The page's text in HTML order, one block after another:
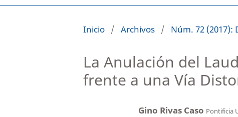
Inicio / Archivos / Núm. 72
La Anulación del
frente a una Vía
Gino Rivas Caso Pontificia